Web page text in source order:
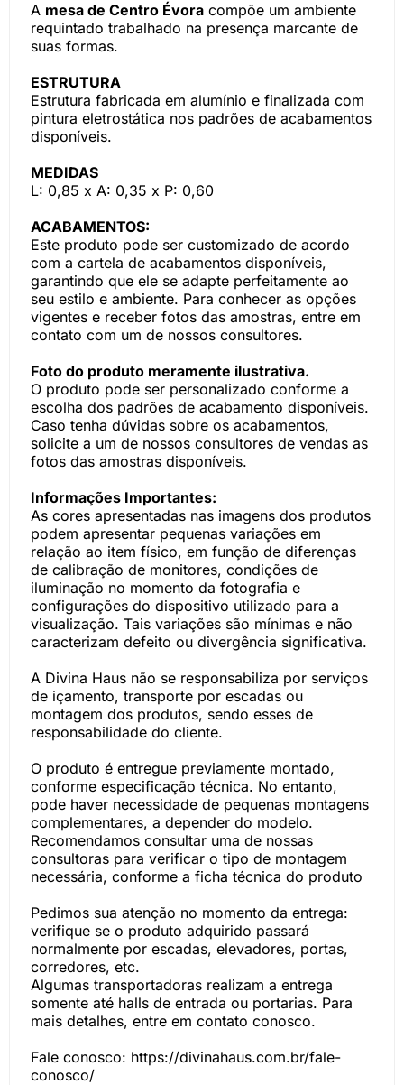
A mesa de Centro Évora compõe um ambiente
requintado trabalhado na presença marcante de
suas formas.
ESTRUTURA
Estrutura fabricada em alumínio e finalizada com
pintura eletrostática nos padrões de acabamentos
disponíveis.
MEDIDAS
L: 0,85 x A: 0,35 x P: 0,60
ACABAMENTOS:
Este produto pode ser customizado de acordo
com a cartela de acabamentos disponíveis,
garantindo que ele se adapte perfeitamente ao
seu estilo e ambiente. Para conhecer as opções
vigentes e receber fotos das amostras, entre em
contato com um de nossos consultores.
Foto do produto meramente ilustrativa.
O produto pode ser personalizado conforme a
escolha dos padrões de acabamento disponíveis.
Caso tenha dúvidas sobre os acabamentos,
solicite a um de nossos consultores de vendas as
fotos das amostras disponíveis.
Informações Importantes:
As cores apresentadas nas imagens dos produtos
podem apresentar pequenas variações em
relação ao item físico, em função de diferenças
de calibração de monitores, condições de
iluminação no momento da fotografia e
configurações do dispositivo utilizado para a
visualização. Tais variações são mínimas e não
caracterizam defeito ou divergência significativa.
A Divina Haus não se responsabiliza por serviços
de içamento, transporte por escadas ou
montagem dos produtos, sendo esses de
responsabilidade do cliente.
O produto é entregue previamente montado,
conforme especificação técnica. No entanto,
pode haver necessidade de pequenas montagens
complementares, a depender do modelo.
Recomendamos consultar uma de nossas
consultoras para verificar o tipo de montagem
necessária, conforme a ficha técnica do produto
Pedimos sua atenção no momento da entrega:
verifique se o produto adquirido passará
normalmente por escadas, elevadores, portas,
corredores, etc.
Algumas transportadoras realizam a entrega
somente até halls de entrada ou portarias. Para
mais detalhes, entre em contato conosco.
Fale conosco: https://divinahaus.com.br/fale-
conosco/